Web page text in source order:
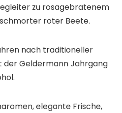
zu rosagebratenem
roter Beete.
nach traditioneller
der Geldermann Jahrgang
elegante Frische,